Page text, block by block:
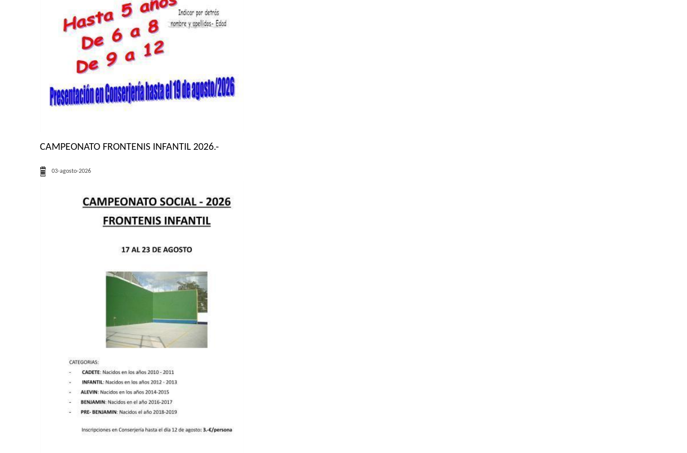
CAMPEONATO FRONTENIS INFANTIL 2026.-
03-agosto-2026